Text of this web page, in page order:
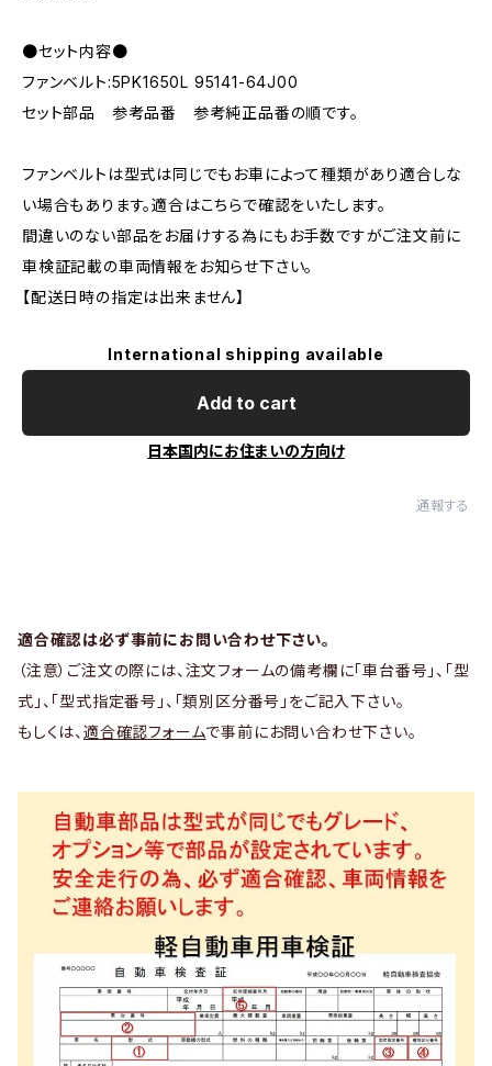
●セット内容●
ファンベルト:5PK1650L 95141-64J00
セット部品 参考品番 参考純正品番の順です。
ファンベルトは型式は同じでもお車によって種類があり適合しな
い場合もあります。適合はこちらで確認をいたします。
間違いのない部品をお届けする為にもお手数ですがご注文前に
車検証記載の車両情報をお知らせ下さい。
【配送日時の指定は出来ません】
International shipping available
Add to cart
日本国内にお住まいの方向け
通報する
適合確認は必ず事前にお問い合わせ下さい。
（注意）ご注文の際には、注文フォームの備考欄に「車台番号」、「型
式」、「型式指定番号」、「類別区分番号」をご記入下さい。
もしくは、 適合確認フォームで事前にお問い合わせ下さい。